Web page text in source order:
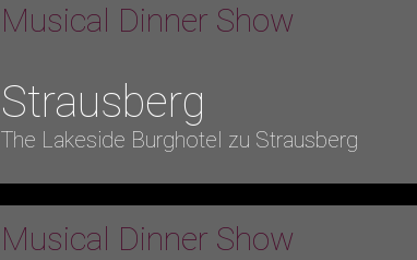
Musical Dinner Show
Strausberg
The Lakeside Burghotel zu Strausberg
Musical Dinner Show